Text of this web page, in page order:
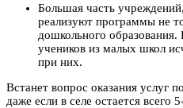
Большая часть
реализуют программы не
дошкольного
учеников из малых школ
при них.
Встанет вопрос оказания услуг
даже если в селе остается